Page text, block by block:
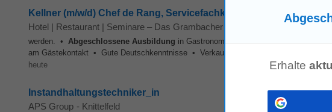
Kellner (m/w/d) Chef de Rang, Servicefachkraft (Jahresstelle,
Hotel | Restaurant | Seminare – Das Grambacher ****
werden. • Abgeschlossene Ausbildung in Gastronomie/Hotellerie von Vorteil •
am Gästekontakt • Gute Deutschkenntnisse • Verkaufstalent, Weinkenntnisse von
heute
Instandhaltungstechniker_in
APS Group - Knittelfeld
Erhalte